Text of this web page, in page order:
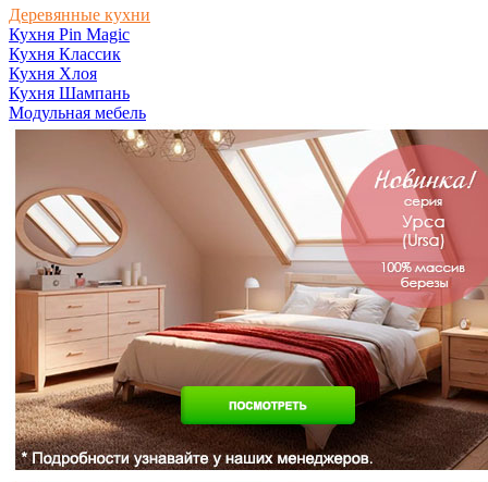
Деревянные кухни
Кухня Pin Magic
Кухня Классик
Кухня Хлоя
Кухня Шампань
Модульная мебель